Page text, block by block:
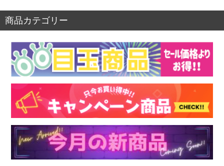
商品カテゴリー